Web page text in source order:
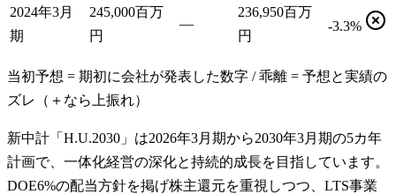
2024年3月
期
245,000百万
円
—
236,950百万
円
-3.3%
当初予想 = 期初に会社が発表した数字 / 乖離 = 予想と実績の
ズレ（＋なら上振れ）
新中計「H.U.2030」は2026年3月期から2030年3月期の5カ年
計画で、一体化経営の深化と持続的成長を目指しています。
DOE6%の配当方針を掲げ株主還元を重視しつつ、LTS事業